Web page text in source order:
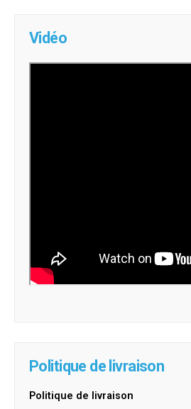
Vidéo
Politique de livraison
Politique de livraison